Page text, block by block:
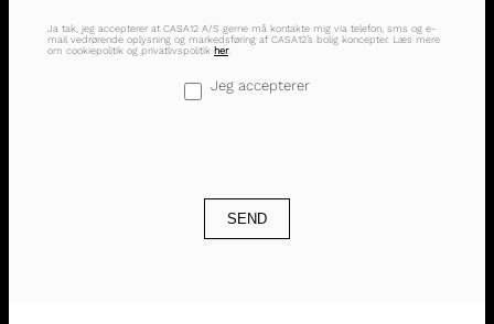
Ja tak, jeg accepterer at CASA12 A/S gerne må kontakte mig via telefon, sms og e-
mail vedrørende oplysning og markedsføring af CASA12’s bolig koncepter. Læs mere
om cookiepolitik og privatlivspolitik her.
Jeg accepterer
SEND